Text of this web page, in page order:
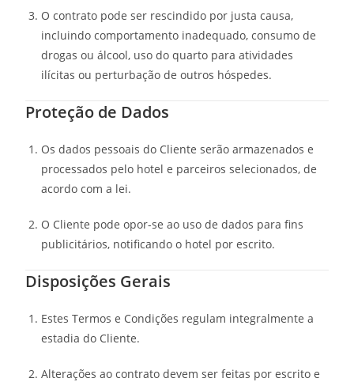
O contrato pode ser rescindido por justa causa,
incluindo comportamento inadequado, consumo de
drogas ou álcool, uso do quarto para atividades
ilícitas ou perturbação de outros hóspedes.
Proteção de Dados
Os dados pessoais do Cliente serão armazenados e
processados pelo hotel e parceiros selecionados, de
acordo com a lei.
O Cliente pode opor-se ao uso de dados para fins
publicitários, notificando o hotel por escrito.
Disposições Gerais
Estes Termos e Condições regulam integralmente a
estadia do Cliente.
Alterações ao contrato devem ser feitas por escrito e